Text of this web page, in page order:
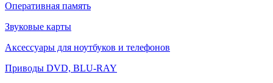
Оперативная память
Звуковые карты
Аксессуары для ноутбуков и телефонов
Приводы DVD, BLU-RAY